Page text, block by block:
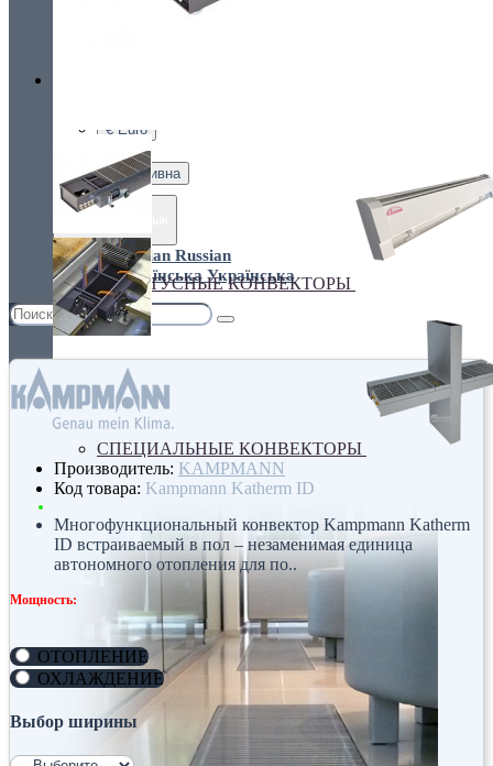
€ Euro
грн. Гривна
Russian
Українська
ПЛИНТУСНЫЕ КОНВЕКТОРЫ
СПЕЦИАЛЬНЫЕ КОНВЕКТОРЫ
Производитель: KAMPMANN
Код товара: Kampmann Katherm ID
Многофункциональный конвектор Kampmann Katherm
ID встраиваемый в пол – незаменимая единица
автономного отопления для по..
Мощность:
ОТОПЛЕНИЕ
ОХЛАЖДЕНИЕ
Выбор ширины